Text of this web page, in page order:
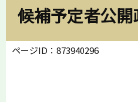
候補予定者公開
ページID：873940296